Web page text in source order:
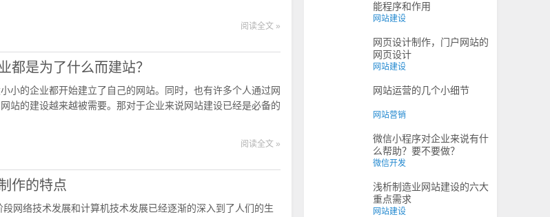
阅读全文 »
都是为了什么而建站？
小的企业都开始建立了自己的网站。同时，也有许多个人通过网
站的建设越来越被需要。那对于企业来说网站建设已经是必备的
阅读全文 »
作的特点
网络技术发展和计算机技术发展已经逐渐的深入到了人们的生
能程序和作用
网站建设
网页设计制作，门户网站的
网页设计
网站建设
网站运营的几个小细节
网站营销
微信小程序对企业来说有什
么帮助？要不要做？
微信开发
浅析制造业网站建设的六大
重点需求
网站建设